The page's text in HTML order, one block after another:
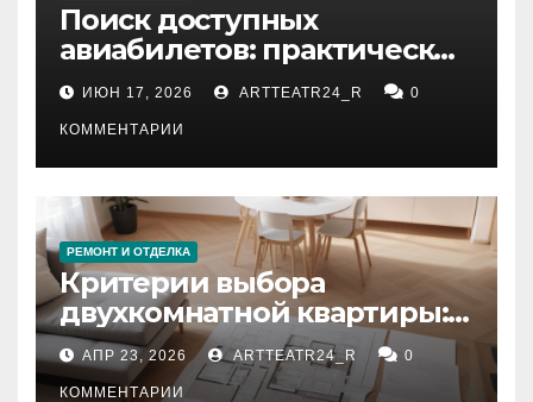
Поиск доступных
авиабилетов: практические
рекомендации
ИЮН 17, 2026 ARTTEATR24_R 0
КОММЕНТАРИИ
РЕМОНТ И ОТДЕЛКА
Критерии выбора
двухкомнатной квартиры:
планировка, площадь,
состояние и документация
АПР 23, 2026 ARTTEATR24_R 0
КОММЕНТАРИИ